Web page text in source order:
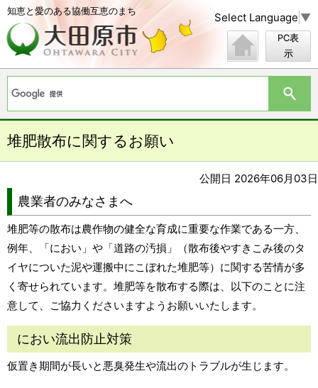
知恵と愛のある協働互恵のまち Select Language ▼
PC表
示
堆肥散布に関するお願い
公開日 2026年06月03日
農業者のみなさまへ
堆肥等の散布は農作物の健全な育成に重要な作業である一方、
例年、「におい」や「道路の汚損」（散布後やすきこみ後のタ
イヤについた泥や運搬中にこぼれた堆肥等）に関する苦情が多
く寄せられています。堆肥等を散布する際は、以下のことに注
意して、ご協力くださいますようお願いいたします。
におい流出防止対策
仮置き期間が長いと悪臭発生や流出のトラブルが生じます。